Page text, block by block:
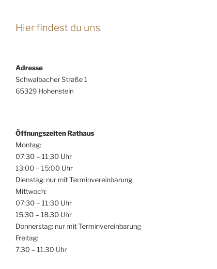
Hier findest du uns
Adresse
Schwalbacher Straße 1
65329 Hohenstein
Öffnungszeiten Rathaus
Montag:
07:30 – 11:30 Uhr
13:00 – 15:00 Uhr
Dienstag: nur mit Terminvereinbarung
Mittwoch:
07:30 – 11:30 Uhr
15:30 – 18.30 Uhr
Donnerstag: nur mit Terminvereinbarung
Freitag:
7.30 – 11.30 Uhr